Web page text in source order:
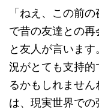
「ねえ、この前
で昔の友達との再
と友人が言いま
況がとても支持
るかもしれませ
は、現実世界で